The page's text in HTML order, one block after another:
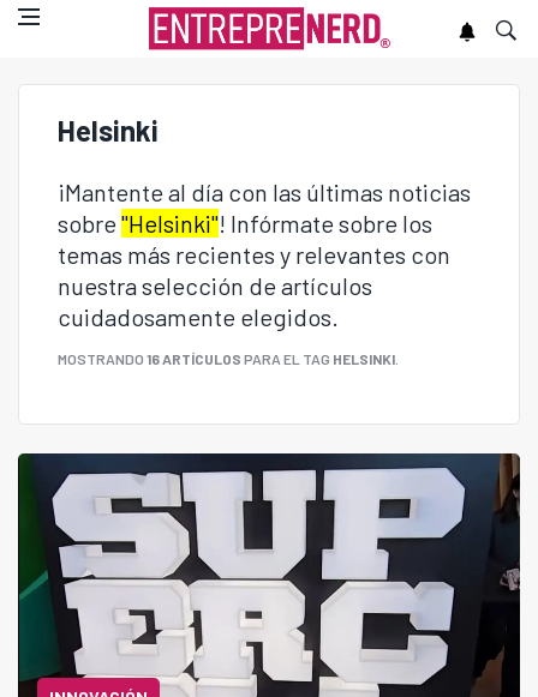
Helsinki
¡Mantente al día con las últimas noticias
sobre "Helsinki"! Infórmate sobre los
temas más recientes y relevantes con
nuestra selección de artículos
cuidadosamente elegidos.
MOSTRANDO 16 ARTÍCULOS PARA EL TAG HELSINKI